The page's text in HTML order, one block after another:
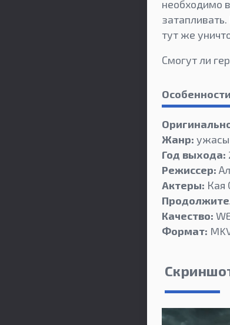
необходимо
тут же
Смогут ли
Особенности
Жанр: ужасы
Год выхода:
Режиссер:
Актеры: Кая
Качество:
Формат: